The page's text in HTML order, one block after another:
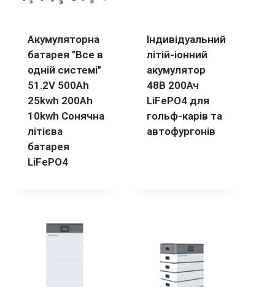
Акумуляторна
батарея "Все в
одній системі"
51.2V 500Ah
25kwh 200Ah
10kwh Сонячна
літієва
батарея
LiFePO4
Індивідуальний
літій-іонний
акумулятор
48В 200Ач
LiFePO4 для
гольф-карів та
автофургонів